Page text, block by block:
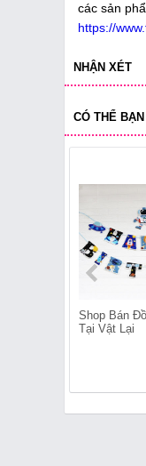
các sản
https://
NHẬN XÉT
CÓ THỂ
Shop Bán
Tại Vật Lại